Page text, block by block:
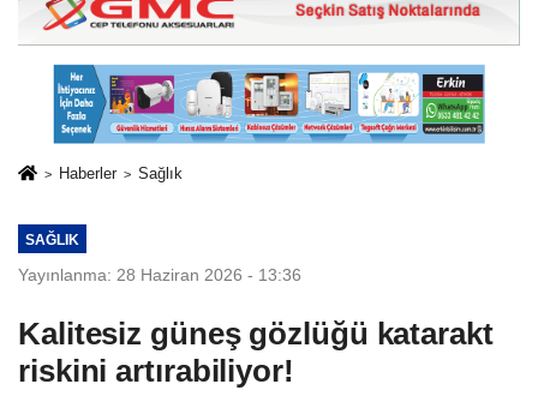
Haberler Sağlık
SAĞLIK
Yayınlanma: 28 Haziran 2026 - 13:36
Kalitesiz güneş gözlüğü katarakt
riskini artırabiliyor!